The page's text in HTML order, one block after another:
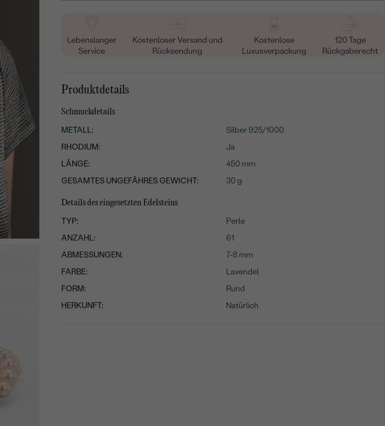
Lebenslanger
Service
Kostenloser Versand und
Rücksendung
Kostenlose
Luxusverpackung
120 Tage
Rückgaberecht
Produktdetails
Schmuckdetails
METALL:
Silber 925/1000
RHODIUM:
Ja
LÄNGE:
450 mm
GESAMTES UNGEFÄHRES GEWICHT:
30 g
Details des eingesetzten Edelsteins
TYP:
Perle
ANZAHL:
61
ABMESSUNGEN:
7-8 mm
FARBE:
Lavendel
FORM:
Rund
HERKUNFT:
Natürlich